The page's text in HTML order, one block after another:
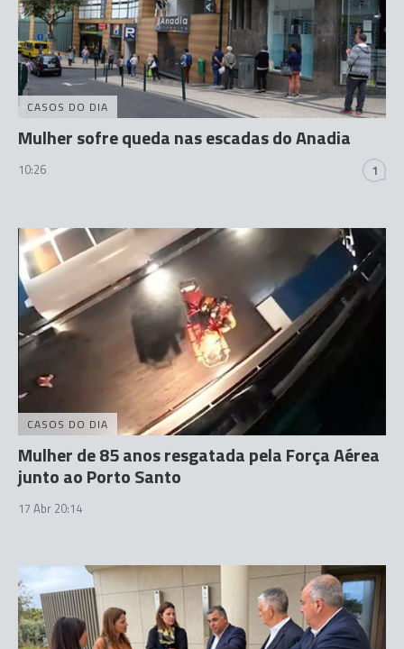
CASOS DO DIA
Mulher sofre queda nas escadas do Anadia
10:26 1
CASOS DO DIA
Mulher de 85 anos resgatada pela Força Aérea
junto ao Porto Santo
17 Abr 20:14